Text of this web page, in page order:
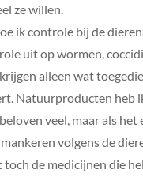
ze willen.
ik controle bij de
uit op wormen,
alleen wat
Natuurproducten heb
veel, maar als het
volgens de
toch de medicijnen die